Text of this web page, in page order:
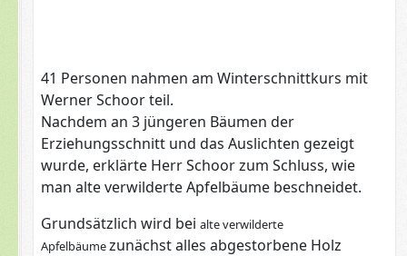
41 Personen nahmen am Winterschnittkurs mit
Werner Schoor teil.
Nachdem an 3 jüngeren Bäumen der
Erziehungsschnitt und das Auslichten gezeigt
wurde, erklärte Herr Schoor zum Schluss, wie
man alte verwilderte Apfelbäume beschneidet.
Grundsätzlich wird beialte verwilderte
Apfelbäumezunächst alles abgestorbene Holz